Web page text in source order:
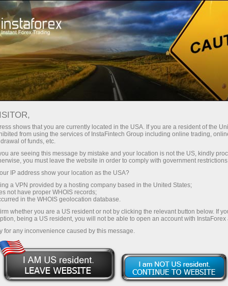
Untuk Pedagang Syarat Dagangan MetaTrader 4
Muat turun MT4 untuk
PC, IOS, Android:
Terminal Dagangan
Terbaik
Setiap pelanggan InstaForex bebaa memilih
platform perdagangan yang paling sesuai
dengan keperluannya untuk berdagang di
menawarkan beberapa jenis termina;
perdgangan yang popular. Setiap platform
perdagngan ini bertujuan untuk memenuhi
keperluaan individu. Di bawah ini anda kan
shows that you are currently located in the USA. If you are a resident of the
from using the services of InstaFintech Group including online trading,
of funds, etc.
are seeing this message by mistake and your location is not the US, kindly
you must leave the website in order to comply with government
IP address show your location as the USA?
a VPN provided by a hosting company based in the United States;
not have proper WHOIS records;
in the WHOIS geolocation database.
whether you are a US resident or not by clicking the relevant button below. If
being a US resident, you will not be able to open an account with InstaForex
for any inconvenience caused by this message.